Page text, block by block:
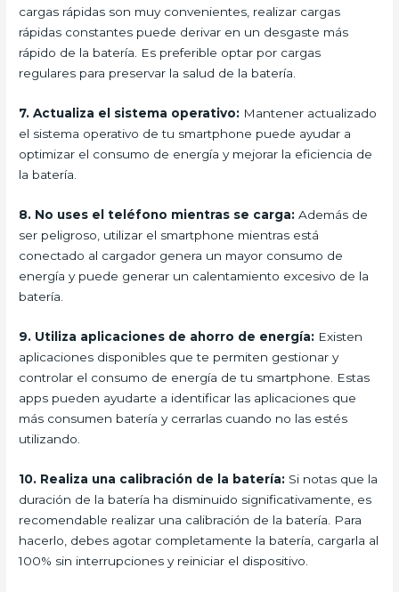
cargas rápidas son muy convenientes, realizar cargas
rápidas constantes puede derivar en un desgaste más
rápido de la batería. Es preferible optar por cargas
regulares para preservar la salud de la batería.
7. Actualiza el sistema operativo: Mantener actualizado
el sistema operativo de tu smartphone puede ayudar a
optimizar el consumo de energía y mejorar la eficiencia de
la batería.
8. No uses el teléfono mientras se carga: Además de
ser peligroso, utilizar el smartphone mientras está
conectado al cargador genera un mayor consumo de
energía y puede generar un calentamiento excesivo de la
batería.
9. Utiliza aplicaciones de ahorro de energía: Existen
aplicaciones disponibles que te permiten gestionar y
controlar el consumo de energía de tu smartphone. Estas
apps pueden ayudarte a identificar las aplicaciones que
más consumen batería y cerrarlas cuando no las estés
utilizando.
10. Realiza una calibración de la batería: Si notas que la
duración de la batería ha disminuido significativamente, es
recomendable realizar una calibración de la batería. Para
hacerlo, debes agotar completamente la batería, cargarla al
100% sin interrupciones y reiniciar el dispositivo.